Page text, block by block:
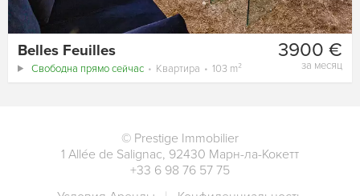
3900 €
за месяц
Belles Feuilles
Свободна прямо сейчас Квартира 103 m²
© Prestige Immobilier
1 Allée de Salignac, 92430 Марн-ла-Кокетт
+33 6 98 76 57 75